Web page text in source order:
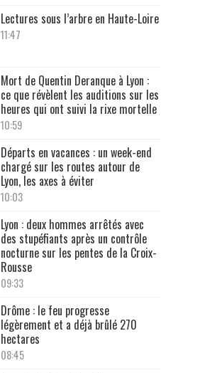
Lectures sous l’arbre en Haute-Loire
11:47
Mort de Quentin Deranque à Lyon :
ce que révèlent les auditions sur les
heures qui ont suivi la rixe mortelle
10:59
Départs en vacances : un week-end
chargé sur les routes autour de
Lyon, les axes à éviter
10:03
Lyon : deux hommes arrêtés avec
des stupéfiants après un contrôle
nocturne sur les pentes de la Croix-
Rousse
09:33
Drôme : le feu progresse
légèrement et a déjà brûlé 270
hectares
08:45